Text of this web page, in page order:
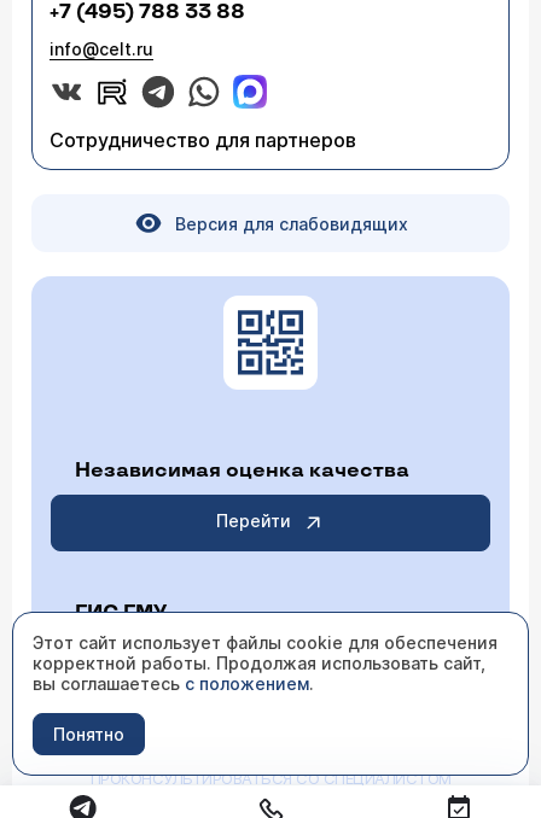
+7 (495) 788 33 88
info@celt.ru
Сотрудничество для партнеров
Версия для слабовидящих
Независимая оценка качества
Перейти
ГИС ГМУ
Перейти
ИМЕЮТСЯ ПРОТИВОПОКАЗАНИЯ НЕОБХОДИМО
ПРОКОНСУЛЬТИРОВАТЬСЯ СО СПЕЦИАЛИСТОМ
Этот сайт использует файлы cookie для обеспечения
корректной работы. Продолжая использовать сайт,
вы соглашаетесь с положением.
Понятно